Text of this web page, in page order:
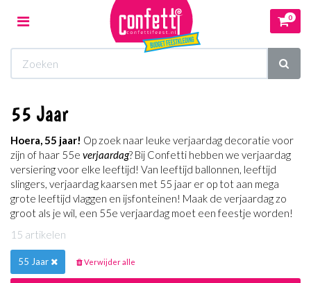
Toggle
0
Winkelwagen
Vul hem met producten.
55 Jaar
Hoera, 55 jaar! Op zoek naar leuke verjaardag decoratie voor
zijn of haar 55e verjaardag? Bij Confetti hebben we verjaardag
versiering voor elke leeftijd! Van leeftijd ballonnen, leeftijd
slingers, verjaardag kaarsen met 55 jaar er op tot aan mega
grote leeftijd vlaggen en ijsfonteinen! Maak de verjaardag zo
groot als je wil, een 55e verjaardag moet een feestje worden!
15 artikelen
55 Jaar Verwijder alle